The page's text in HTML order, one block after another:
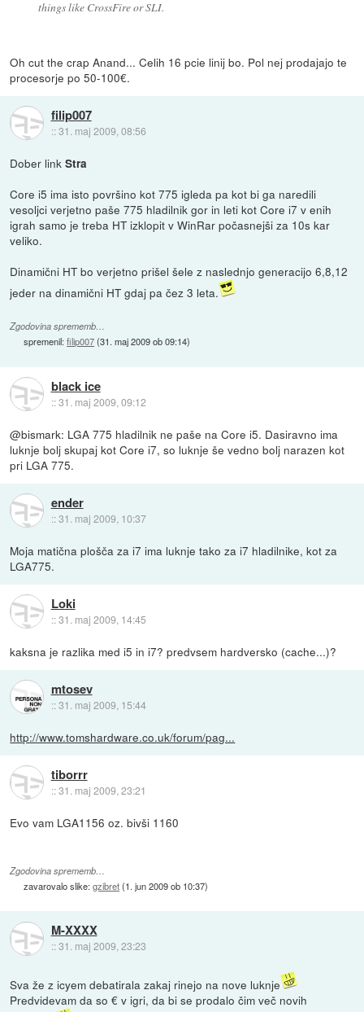
things like CrossFire or SLI.
Oh cut the crap Anand... Celih 16 pcie linij bo. Pol nej prodajajo te
procesorje po 50-100€.
filip007
::31. maj 2009, 08:56
Dober linkStra
Core i5 ima isto površino kot 775 igleda pa kot bi ga naredili
vesoljci verjetno paše 775 hladilnik gor in leti kot Core i7 v enih
igrah samo je treba HT izklopit v WinRar počasnejši za 10s kar
veliko.
Dinamični HT bo verjetno prišel šele z naslednjo generacijo 6,8,12
jeder na dinamični HT gdaj pa čez 3 leta.
Zgodovina sprememb…
spremenil:filip007(31. maj 2009 ob 09:14)
black ice
::31. maj 2009, 09:12
@bismark: LGA 775 hladilnik ne paše na Core i5. Dasiravno ima
luknje bolj skupaj kot Core i7, so luknje še vedno bolj narazen kot
pri LGA 775.
ender
::31. maj 2009, 10:37
Moja matična plošča za i7 ima luknje tako za i7 hladilnike, kot za
LGA775.
Loki
::31. maj 2009, 14:45
kaksna je razlika med i5 in i7? predvsem hardversko (cache...)?
mtosev
::31. maj 2009, 15:44
http://www.tomshardware.co.uk/forum/pag...
tiborrr
::31. maj 2009, 23:21
Evo vam LGA1156 oz. bivši 1160
Zgodovina sprememb…
zavarovalo slike:gzibret(1. jun 2009 ob 10:37)
M-XXXX
::31. maj 2009, 23:23
Sva že z icyem debatirala zakaj rinejo na nove luknje
Predvidevam da so € v igri, da bi se prodalo čim več novih